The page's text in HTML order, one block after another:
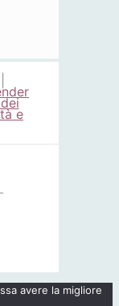
e
avere la migliore